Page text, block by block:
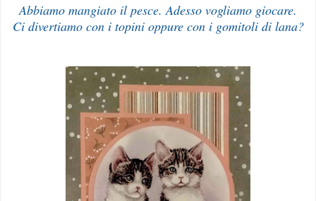
Abbiamo mangiato il pesce. Adesso vogliamo giocare.
Ci divertiamo con i topini oppure con i gomitoli di lana?